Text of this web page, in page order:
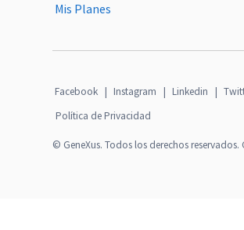
Mis Planes
Facebook | Instagram | Linkedin |
Política de Privacidad
© GeneXus. Todos los derechos